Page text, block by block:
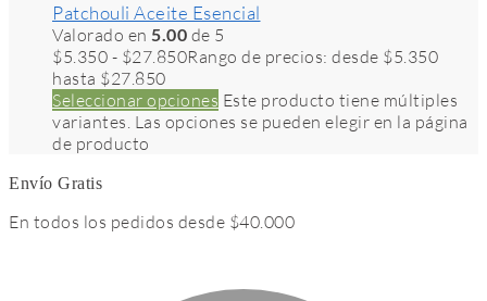
Patchouli Aceite Esencial
Valorado en 5.00 de 5
$5.350 - $27.850Rango de precios: desde $5.350
hasta $27.850
Seleccionar opciones Este producto tiene múltiples
variantes. Las opciones se pueden elegir en la página
de producto
Envío Gratis
En todos los pedidos desde $40.000